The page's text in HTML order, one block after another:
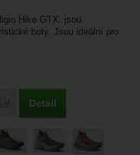
Porovnat
Detail
Hike GTX: jsou
boty. Jsou ideální pro